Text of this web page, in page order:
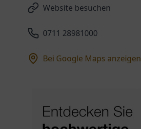
Website besuchen
0711 28981000
Bei Google Maps anzeigen